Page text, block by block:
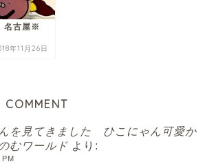
名古屋※
年11月26日
COMMENT
を見てきました ひこにゃん可愛か
むワールド より: